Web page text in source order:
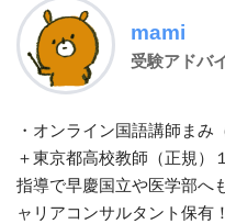
mami
受験アドバ
・オンライン国語講師ま
＋東京都高校教師（正規）
指導で早慶国立や医学部へ
ャリアコンサルタント保有